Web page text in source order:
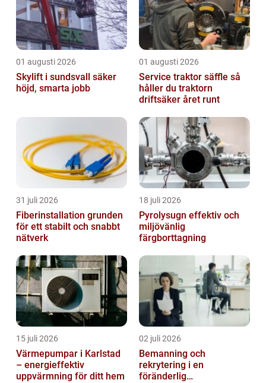
01 augusti 2026
Skylift i sundsvall säker
höjd, smarta jobb
01 augusti 2026
Service traktor säffle så
håller du traktorn
driftsäker året runt
31 juli 2026
Fiberinstallation grunden
för ett stabilt och snabbt
nätverk
18 juli 2026
Pyrolysugn effektiv och
miljövänlig
färgborttagning
15 juli 2026
Värmepumpar i Karlstad
– energieffektiv
uppvärmning för ditt hem
02 juli 2026
Bemanning och
rekrytering i en
föränderlig